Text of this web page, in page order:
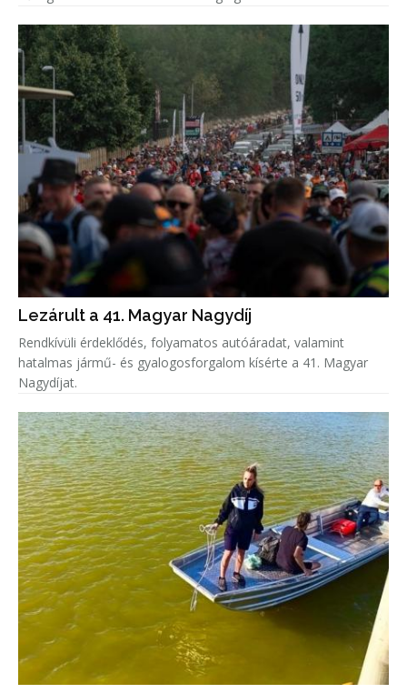
Lezárult a 41. Magyar Nagydíj
Rendkívüli érdeklődés, folyamatos autóáradat, valamint
hatalmas jármű- és gyalogosforgalom kísérte a 41. Magyar
Nagydíjat.